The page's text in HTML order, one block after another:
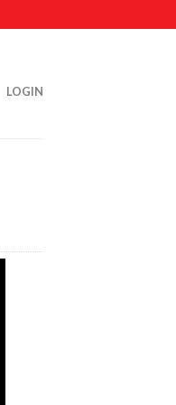
LOGIN